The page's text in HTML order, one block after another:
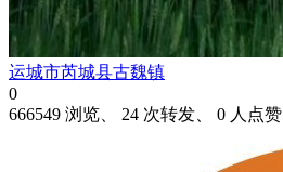
运城市芮城县古魏镇
0
666549 浏览、 24 次转发、 0 人点赞